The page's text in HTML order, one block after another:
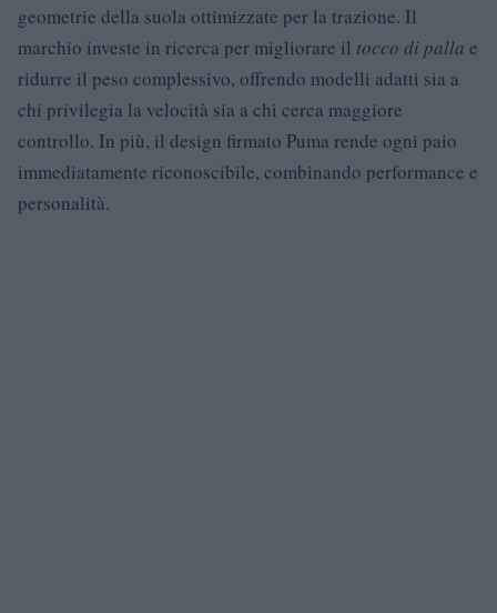
geometrie della suola ottimizzate per la trazione. Il
marchio investe in ricerca per migliorare il tocco di palla e
ridurre il peso complessivo, offrendo modelli adatti sia a
chi privilegia la velocità sia a chi cerca maggiore
controllo. In più, il design firmato Puma rende ogni paio
immediatamente riconoscibile, combinando performance e
personalità.